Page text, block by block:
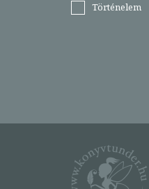
Történelem